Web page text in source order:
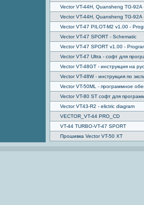
Vector VT-44H, Quansheng TG-
Vector VT-44H, Quansheng TG-
Vector VT-47 PILOT-M2 v1.00 -
Vector VT-47 SPORT - Schematic
Vector VT-47 SPORT v1.00 -
Vector VT-47 Ultra - софт для
Vector VT-48GT - инструкция на
Vector VT-48W - инструкция по
Vector VT-50ML - программное
Vector VT-80 ST софт для
Vector VT43-R2 - elictric diagram
VECTOR_VT-44 PRO_CD
VT-44 TURBO-VT-47 SPORT
Прошивка Vector VT-50 XT